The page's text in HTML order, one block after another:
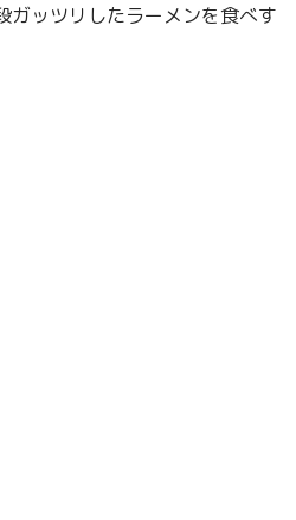
ガッツリしたラーメンを食べす